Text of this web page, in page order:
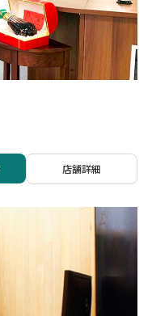
店舗詳細